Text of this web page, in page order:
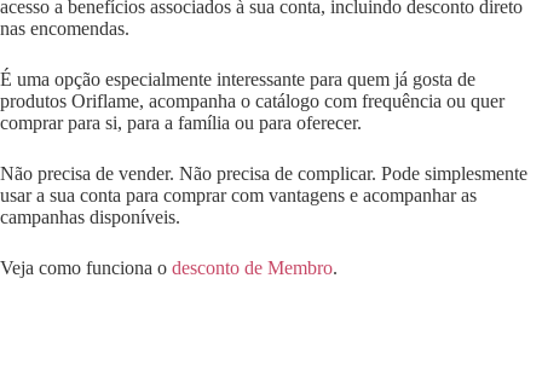
acesso a benefícios associados à sua conta, incluindo desconto direto
nas encomendas.
É uma opção especialmente interessante para quem já gosta de
produtos Oriflame, acompanha o catálogo com frequência ou quer
comprar para si, para a família ou para oferecer.
Não precisa de vender. Não precisa de complicar. Pode simplesmente
usar a sua conta para comprar com vantagens e acompanhar as
campanhas disponíveis.
Veja como funciona o desconto de Membro.